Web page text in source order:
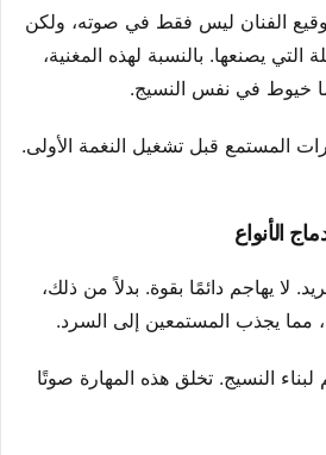
الفنان ليس فقط في صوته، ولكن
التي يصنعها. بالنسبة لهذه المغنية،
خيوط في نفس النسيج.
المستمع قبل تشغيل النغمة الأولى.
الأنواع
لا يهاجم دائمًا بقوة. بدلاً من ذلك،
مما يجذب المستمعين إلى السرد.
النسيج. تخلق هذه المهارة صوتًا